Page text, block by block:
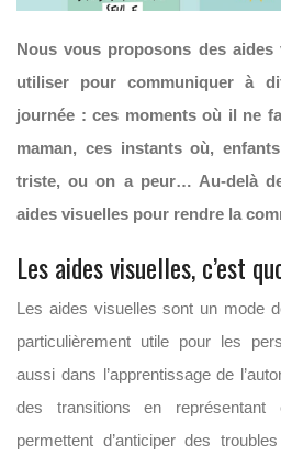
Nous vous proposons des
utiliser pour communiquer à
journée : ces moments où il ne
maman, ces instants où,
triste, ou on a peur… Au-delà
aides visuelles pour rendre la
Les aides visuelles, c’est
Les aides visuelles sont un mode
particulièrement utile pour les
aussi dans l’apprentissage de
des transitions en
permettent d’anticiper des